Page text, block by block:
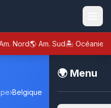
Nord🌎 Am. Sud🏝️ Océanie
🌍 Menu
›Belgique